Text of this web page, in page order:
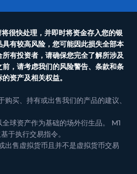
很快处理，并即时将资金存入您的银
有较高风险，您可能因此损失全部本
有投资者，请确保您完全了解所涉及
，请考虑我们的风险警告、条款和条
资产及相关权益。
买、持有或出售我们的产品的建议、
球资产作为基础的场外衍生品。 M1
于执行交易指令。
出售虚拟货币且并不是虚拟货币交易